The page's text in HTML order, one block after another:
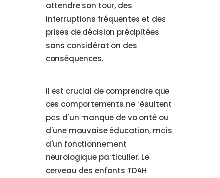
attendre son tour, des
interruptions fréquentes et des
prises de décision précipitées
sans considération des
conséquences.
Il est crucial de comprendre que
ces comportements ne résultent
pas d'un manque de volonté ou
d'une mauvaise éducation, mais
d'un fonctionnement
neurologique particulier. Le
cerveau des enfants TDAH